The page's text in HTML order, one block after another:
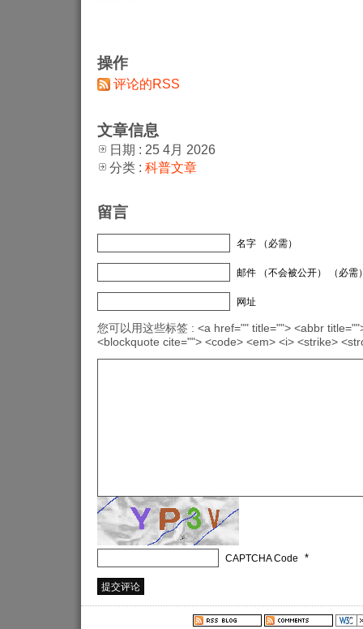
操作
评论的RSS
文章信息
日期 : 25 4月 2026
分类 : 科普文章
留言
名字 （必需）
邮件 （不会被公开） （必需
网址
您可以用这些标签 : <a href="" title=""> <abbr
<blockquote cite=""> <code> <em> <i> <strike>
CAPTCHA Code *